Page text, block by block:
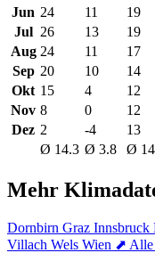
Jun 24 11 19
Jul 26 13 19
Aug 24 11 17
Sep 20 10 14
Okt 15 4 12
Nov 8 0 12
Dez 2 -4 13
Ø 14.3 Ø 3.8 Ø
Mehr
Dornbirn Graz Innsbruck
Villach Wels Wien ⬈ Alle